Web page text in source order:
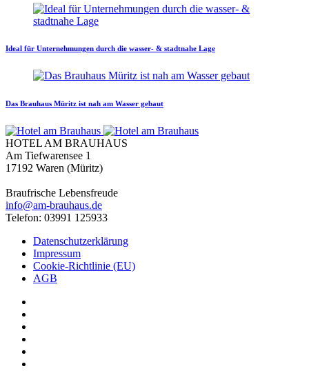
Ideal für Unternehmungen durch die wasser- & stadtnahe Lage
Das Brauhaus Müritz ist nah am Wasser gebaut
HOTEL AM BRAUHAUS
Am Tiefwarensee 1
17192 Waren (Müritz)
Braufrische Lebensfreude
info@am-brauhaus.de
Telefon: 03991 125933
Datenschutzerklärung
Impressum
Cookie-Richtlinie (EU)
AGB